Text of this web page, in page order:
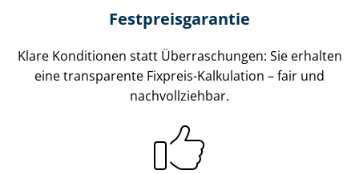
Fest­preis­ga­ran­tie
Klare Konditionen statt Überraschungen: Sie erhalten
eine transparente Fixpreis-Kalkulation – fair und
nachvollziehbar.